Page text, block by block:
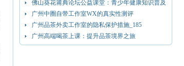
佛山葵花莆典论坛公益课堂：青少年健康知识普及
广州中圈自带工作室WX的真实性测评
广州品茶外卖工作室的隐私保护措施_185
广州高端喝茶上课：提升品茶境界之旅